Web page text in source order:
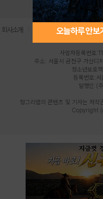
오늘하루 안보
로
회사소개 | 개인정보 처리방
사업자등록번호
주소: 서울시 금천구 가산
청소년보호
등록번호:
발행인:(
헝그리앱의 콘텐츠 및 기사는 저
Copyright